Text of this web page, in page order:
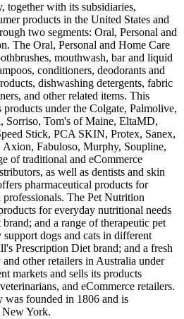
together with its subsidiaries,
products in the United States and
two segments: Oral, Personal and
The Oral, Personal and Home Care
mouthwash, bar and liquid
conditioners, deodorants and
dishwashing detergents, fabric
and other related items. This
products under the Colgate, Palmolive,
Sorriso, Tom's of Maine, EltaMD,
Stick, PCA SKIN, Protex, Sanex,
Axion, Fabuloso, Murphy, Soupline,
of traditional and eCommerce
as well as dentists and skin
pharmaceutical products for
The Pet Nutrition
for everyday nutritional needs
and a range of therapeutic pet
dogs and cats in different
Prescription Diet brand; and a fresh
other retailers in Australia under
markets and sells its products
and eCommerce retailers.
was founded in 1806 and is
New York.